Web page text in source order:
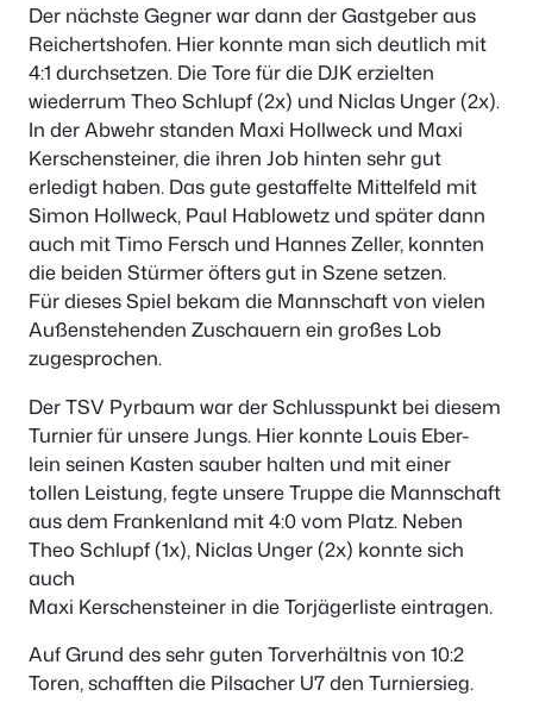
Der nächste Gegner war dann der Gastgeber aus
Reichertshofen. Hier konnte man sich deutlich mit
4:1 durchsetzen. Die Tore für die DJK erzielten
wiederrum Theo Schlupf (2x) und Niclas Unger (2x).
In der Abwehr standen Maxi Hollweck und Maxi
Kerschensteiner, die ihren Job hinten sehr gut
erledigt haben. Das gute gestaffelte Mittelfeld mit
Simon Hollweck, Paul Hablowetz und später dann
auch mit Timo Fersch und Hannes Zeller, konnten
die beiden Stürmer öfters gut in Szene setzen.
Für dieses Spiel bekam die Mannschaft von vielen
Außenstehenden Zuschauern ein großes Lob
zugesprochen.
Der TSV Pyrbaum war der Schlusspunkt bei diesem
Turnier für unsere Jungs. Hier konnte Louis Eber-
lein seinen Kasten sauber halten und mit einer
tollen Leistung, fegte unsere Truppe die Mannschaft
aus dem Frankenland mit 4:0 vom Platz. Neben
Theo Schlupf (1x), Niclas Unger (2x) konnte sich
auch
Maxi Kerschensteiner in die Torjägerliste eintragen.
Auf Grund des sehr guten Torverhältnis von 10:2
Toren, schafften die Pilsacher U7 den Turniersieg.